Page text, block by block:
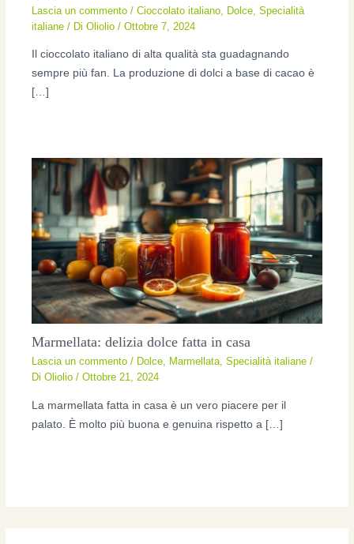
Lascia un commento /Cioccolato italiano Dolce ,Specialità
italiane / Di Oliolio/Ottobre 7, 2024
Il cioccolato italiano di alta qualità sta guadagnando
sempre più fan. La produzione di dolci a base di cacao è
[…]
Marmellata: delizia dolce fatta in casa
Lascia un commento / Dolce, Marmellata,Specialità italiane /
Di Oliolio/Ottobre 21, 2024
La marmellata fatta in casa è un vero piacere per il
palato. È molto più buona e genuina rispetto a […]